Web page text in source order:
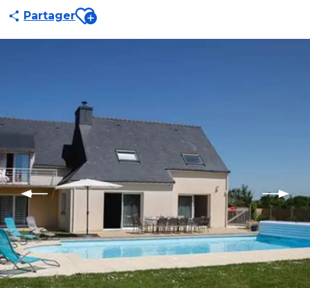
PartagerAjouter aux favoris